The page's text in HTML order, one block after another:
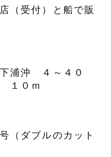
（受付）と船で販
浦沖 ４～４０
１０ｍ
（ダブルのカット